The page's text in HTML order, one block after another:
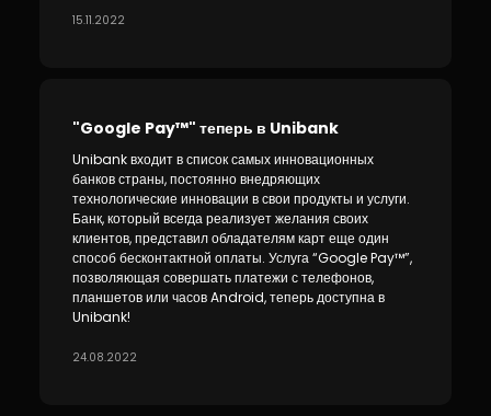
15.11.2022
"Google Pay™" теперь в Unibank
Unibank входит в список самых инновационных
банков страны, постоянно внедряющих
технологические инновации в свои продукты и услуги.
Банк, который всегда реализует желания своих
клиентов, представил обладателям карт еще один
способ бесконтактной оплаты. Услуга “Google Pay™”,
позволяющая совершать платежи с телефонов,
планшетов или часов Android, теперь доступна в
Unibank!
24.08.2022